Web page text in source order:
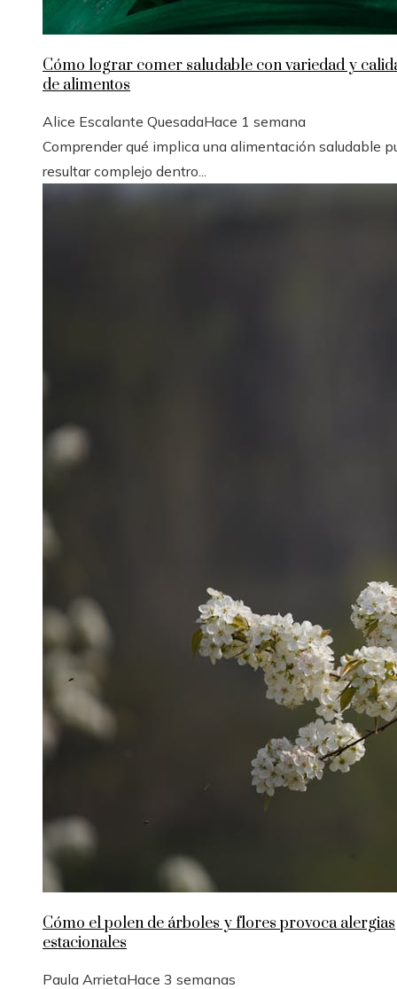
Cómo lograr comer saludable con variedad y
de alimentos
Alice Escalante QuesadaHace 1 semana
Comprender qué implica una alimentación saludable
resultar complejo dentro...
Cómo el polen de árboles y flores provoca alergias
estacionales
Paula ArrietaHace 3 semanas